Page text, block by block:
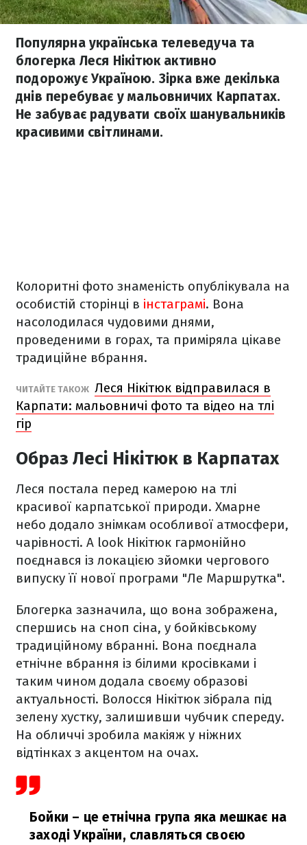
Популярна українська телеведуча та
блогерка Леся Нікітюк активно
подорожує Україною. Зірка вже декілька
днів перебуває у мальовничих Карпатах.
Не забуває радувати своїх шанувальників
красивими світлинами.
Колоритні фото знаменість опублікувала на
особистій сторінці в інстаграмі. Вона
насолодилася чудовими днями,
проведеними в горах, та приміряла цікаве
традиційне вбрання.
ЧИТАЙТЕ ТАКОЖ Леся Нікітюк відправилася в
Карпати: мальовничі фото та відео на тлі
гір
Образ Лесі Нікітюк в Карпатах
Леся постала перед камерою на тлі
красивої карпатської природи. Хмарне
небо додало знімкам особливої атмосфери,
чарівності. А look Нікітюк гармонійно
поєднався із локацією зйомки чергового
випуску її нової програми "Ле Маршрутка".
Блогерка зазначила, що вона зображена,
спершись на сноп сіна, у бойківському
традиційному вбранні. Вона поєднала
етнічне вбрання із білими кросівками і
таким чином додала своєму образові
актуальності. Волосся Нікітюк зібрала під
зелену хустку, залишивши чубчик спереду.
На обличчі зробила макіяж у ніжних
відтінках з акцентом на очах.
Бойки – це етнічна група яка мешкає на
заході України, славляться своєю